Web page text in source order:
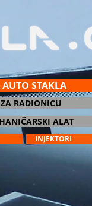
INJEKTORI
STAKLA
ALAT
RADIONICU